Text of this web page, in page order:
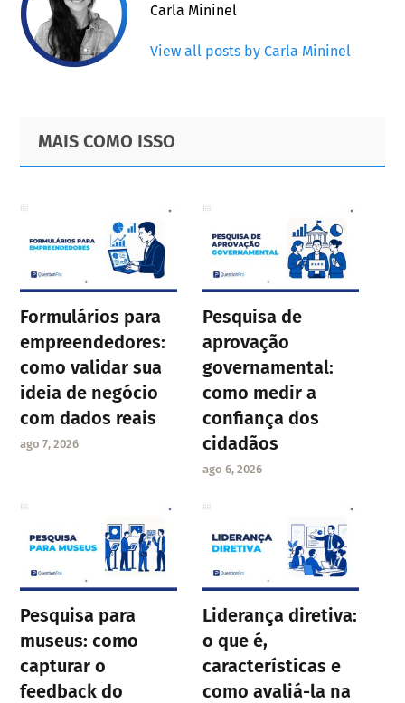
Carla Mininel
View all posts by Carla Mininel
Primary
Sidebar
Footer
MAIS COMO ISSO
Formulários para
empreendedores:
como validar sua
ideia de negócio
com dados reais
ago 7, 2026
Pesquisa de
aprovação
governamental:
como medir a
confiança dos
cidadãos
ago 6, 2026
Pesquisa para
museus: como
capturar o
feedback do
Liderança diretiva:
o que é,
características e
como avaliá-la na